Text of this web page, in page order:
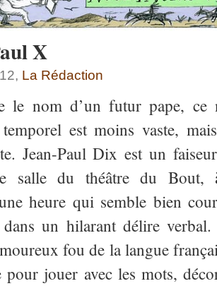
X
La Rédaction
le nom d’un futur pape, ce
est moins vaste,
Jean-Paul Dix est un
salledu théâtre du Bout,
heure qui semble bien
un hilarant délire verbal.
fou de la langue
pour jouer avec les mots,